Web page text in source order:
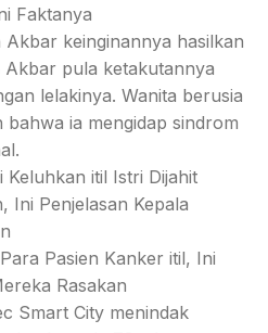
Faktanya
keinginannya hasilkan
pula ketakutannya
lelakinya. Wanita berusia
ia mengidap sindrom
Keluhkan itil Istri Dijahit
Ini Penjelasan Kepala
Pasien Kanker itil, Ini
Rasakan
Smart City menindak